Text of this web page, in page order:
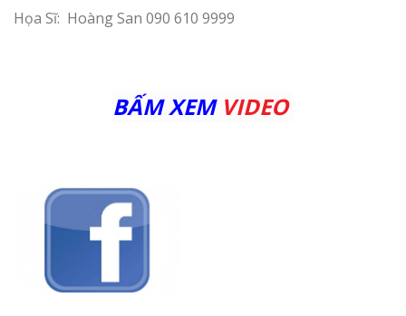
Họa Sĩ: Hoàng San 090 610 9999
BẤM XEMVIDEO